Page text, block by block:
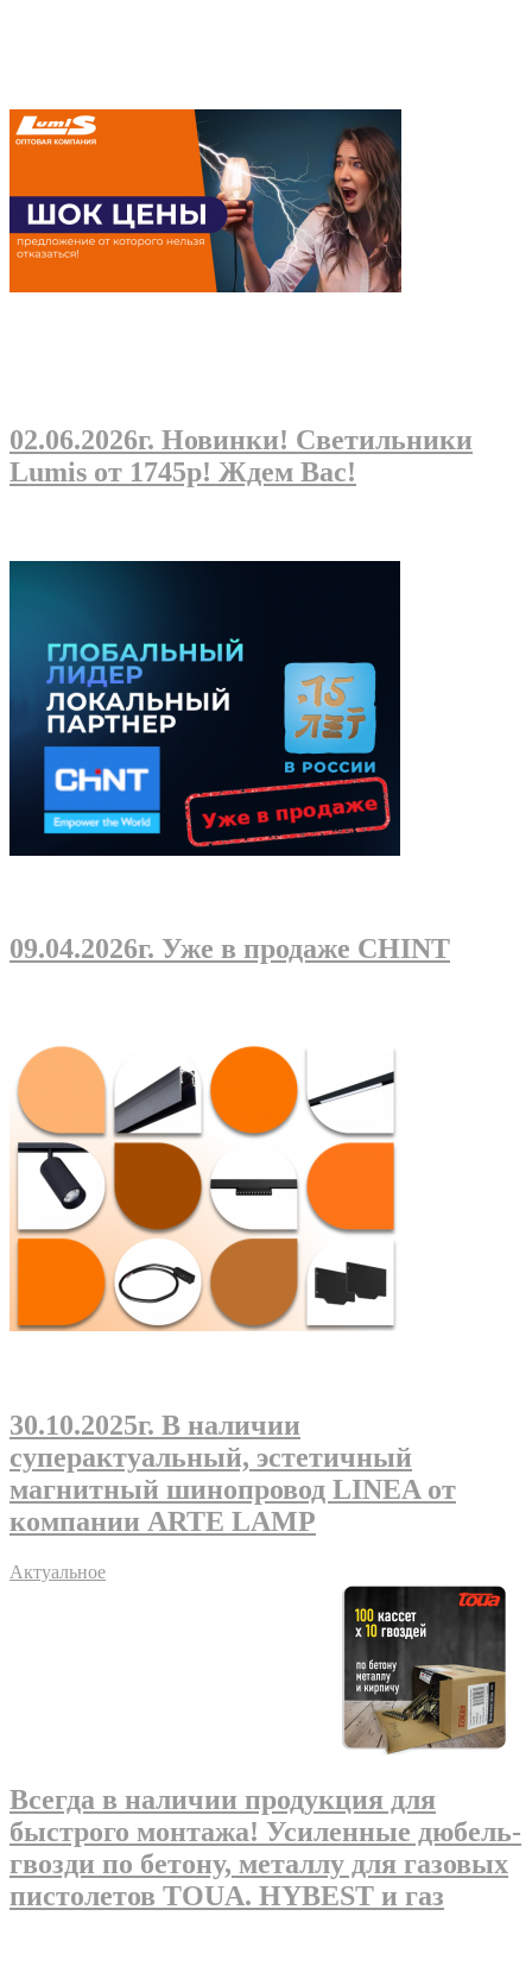
02.06.2026г. Новинки! Светильники
Lumis от 1745р! Ждем Вас!
09.04.2026г. Уже в продаже CHINT
30.10.2025г. В наличии
суперактуальный, эстетичный
магнитный шинопровод LINEA от
компании ARTE LAMP
Актуальное
Всегда в наличии продукция для
быстрого монтажа! Усиленные дюбель-
гвозди по бетону, металлу для газовых
пистолетов TOUA. HYBEST и газ